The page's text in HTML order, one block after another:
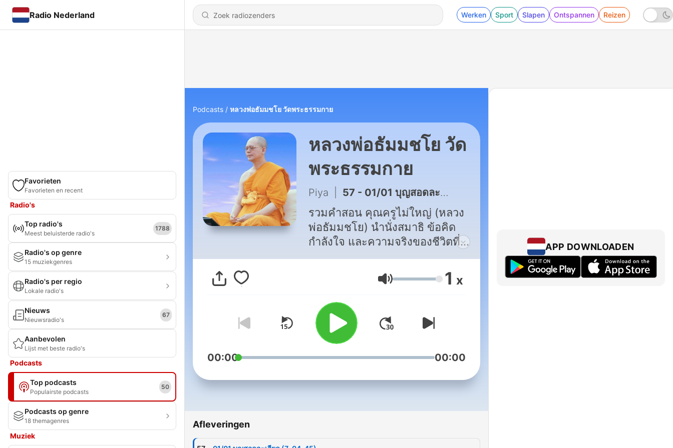
Radio Nederland Werken Sport Slapen Ontspannen Reizen
Favorieten
Favorieten en recent
Radio's
Top radio's
Meest beluisterde radio's
1788
Radio's op genre
15 muziekgenres
Radio's per regio
Lokale radio's
Nieuws
Nieuwsradio's
67
Aanbevolen
Lijst met beste radio's
Podcasts
Top podcasts
Populairste podcasts
50
Podcasts op genre
18 themagenres
Muziek
Podcasts หลวงพ่อธัมมชโย วัดพระธรรมกาย
หลวงพ่อธัมมชโย วัด
พระธรรมกาย
Piya 57 - 01/01 บุญสอดละเอียด (7-04-45)
รวมคำสอน คุณครูไม่ใหญ่ (หลวง
พ่อธัมมชโย) นำนั่งสมาธิ ข้อคิด
กำลังใจ และความจริงของชีวิตที่
ทุกคนต้องรู้
Volume 1 x
00:00 00:00
Afleveringen
APP DOWNLOADEN